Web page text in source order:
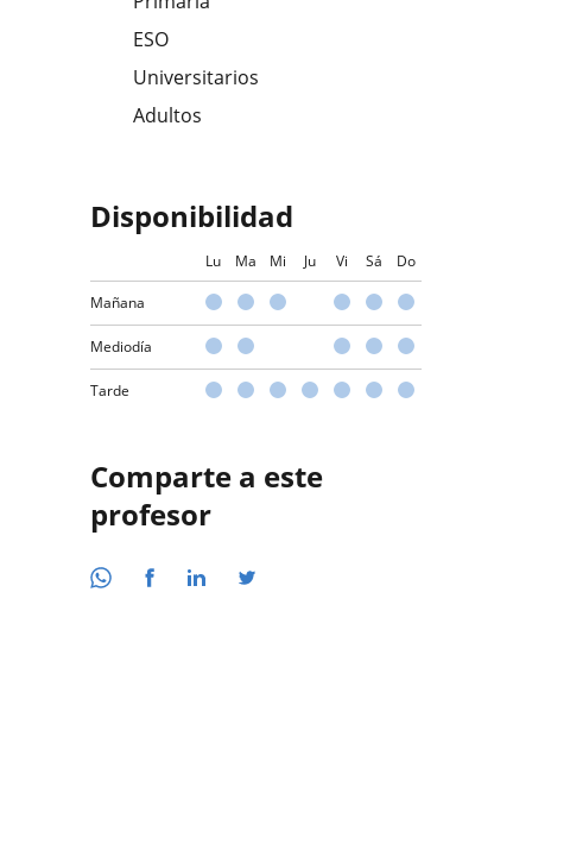
ESO
Universitarios
Adultos
Disponibilidad
Lu Ma Mi Ju Vi Sá Do
Mañana
Mediodía
Tarde
Comparte a este
profesor